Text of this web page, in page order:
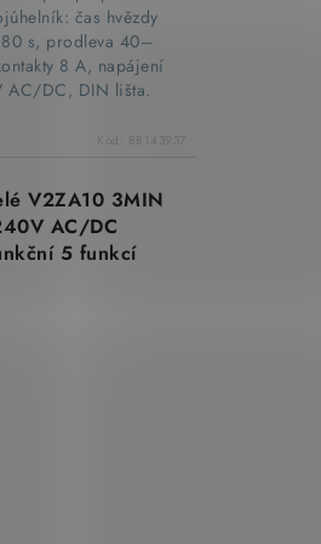
čas hvězdy
s, prodleva 40–
8 A, napájení
AC/DC, DIN lišta.
Kód: BB143937
V2ZA10 3MIN
AC/DC
5 funkcí